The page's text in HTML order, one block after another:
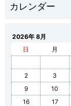
2026年 8月
日
月
2
3
9
10
16
17